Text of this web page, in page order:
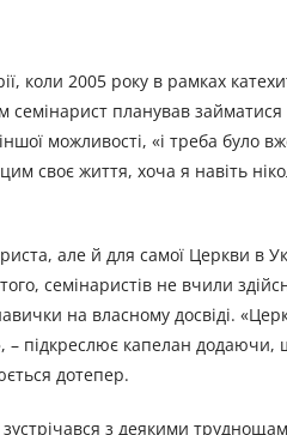
коли 2005 року в рамках
семінарист планував
можливості, «і треба було
своє життя, хоча я навіть
але й для самої Церкви в
семінаристів не вчили
на власному досвіді.
підкреслює капелан
дотепер.
з деякими